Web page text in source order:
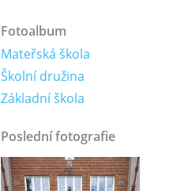
Fotoalbum
Mateřská škola
Školní družina
Základní škola
Poslední fotografie